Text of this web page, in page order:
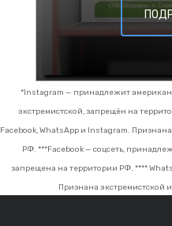
*Instagram — принадлежит
экстремистской, запрещён на
Facebook, WhatsApp и Instagram.
РФ. ***Facebook — соцсеть,
запрещена на территории РФ. ****
Признана экстремистской